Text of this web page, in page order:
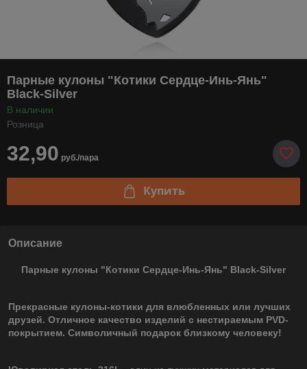
Парные кулоны "Котики Сердце-Инь-Янь"
Black-Silver
В наличии
Розница
32,90 руб./пара
Купить
Описание
Парные кулоны "Котики Сердце-Инь-Янь" Black-Silver
Прекрасные кулоны-котики для влюбленных или лучших
друзей. Отличное качество изделий с нестираемым PVD-
покрытием. Символичный подарок близкому человеку!